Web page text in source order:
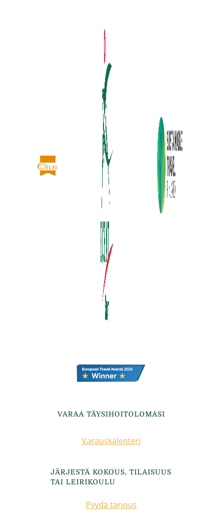
VARAA TÄYSIHOITOLOMASI
Varauskalenteri
JÄRJESTÄ KOKOUS, TILAISUUS
TAI LEIRIKOULU
Pyydä tarjous